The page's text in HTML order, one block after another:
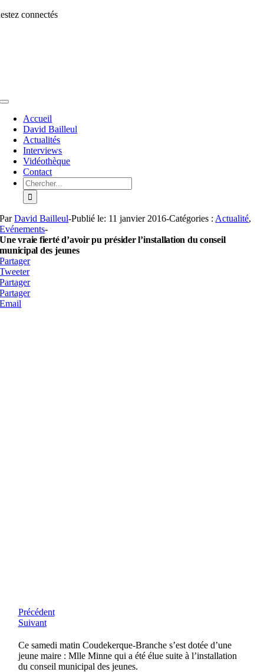
Allerconnectés
Toggle
NavigationAccueil
David Bailleul
Actualités
Interviews
Vidéothèque
Contact
Rechercher:
ParDavid Bailleul-Publié le: 11 janvier 2016-Catégories : Actualité,
Evénements-
Une vraie fierté d’avoir pu présider l’installation du conseil
municipal des jeunes
Partager
Tweeter
Partager
Partager
Email
Précédent
Suivant
Ce samedi matin Coudekerque-Branche s’est dotée d’une
jeune maire : Mlle Minne qui a été élue suite à l’installation
du conseil municipal des jeunes.